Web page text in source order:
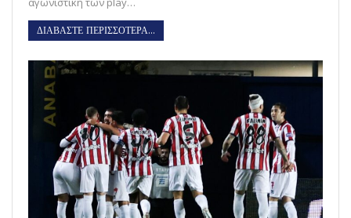
ΔΙΑΒΑΣΤΕ ΠΕΡΙΣΣΟΤΕΡΑ...